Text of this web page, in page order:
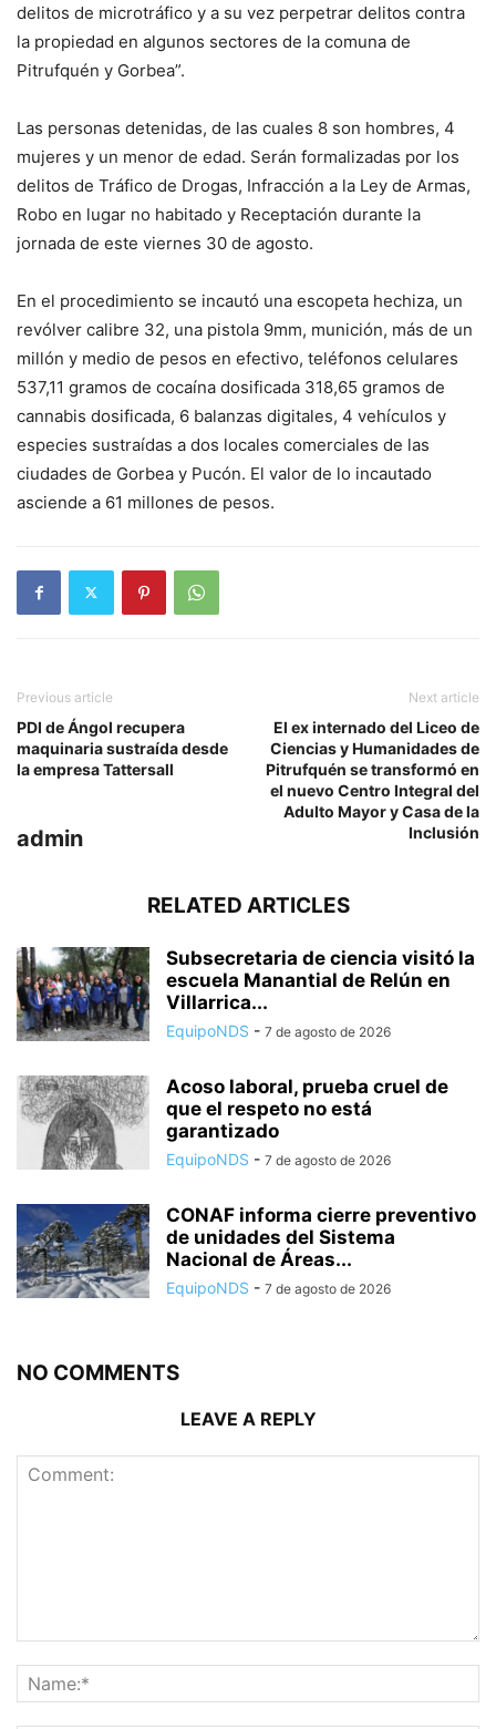
delitos de microtráfico y a su vez perpetrar delitos contra
la propiedad en algunos sectores de la comuna de
Pitrufquén y Gorbea”.
Las personas detenidas, de las cuales 8 son hombres, 4
mujeres y un menor de edad. Serán formalizadas por los
delitos de Tráfico de Drogas, Infracción a la Ley de Armas,
Robo en lugar no habitado y Receptación durante la
jornada de este viernes 30 de agosto.
En el procedimiento se incautó una escopeta hechiza, un
revólver calibre 32, una pistola 9mm, munición, más de un
millón y medio de pesos en efectivo, teléfonos celulares
537,11 gramos de cocaína dosificada 318,65 gramos de
cannabis dosificada, 6 balanzas digitales, 4 vehículos y
especies sustraídas a dos locales comerciales de las
ciudades de Gorbea y Pucón. El valor de lo incautado
asciende a 61 millones de pesos.
Previous article
PDI de Ángol recupera
maquinaria sustraída desde
la empresa Tattersall
Next article
El ex internado del Liceo de
Ciencias y Humanidades de
Pitrufquén se transformó en
el nuevo Centro Integral del
Adulto Mayor y Casa de la
Inclusión
admin
RELATED ARTICLES
Subsecretaria de ciencia visitó la
escuela Manantial de Relún en
Villarrica...
EquipoNDS - 7 de agosto de 2026
Acoso laboral, prueba cruel de
que el respeto no está
garantizado
EquipoNDS - 7 de agosto de 2026
CONAF informa cierre preventivo
de unidades del Sistema
Nacional de Áreas...
EquipoNDS - 7 de agosto de 2026
NO COMMENTS
LEAVE A REPLY